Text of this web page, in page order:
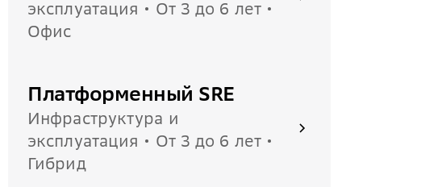
эксплуатация • От 3 до 6 лет •
Офис
Платформенный SRE
Инфраструктура и
эксплуатация • От 3 до 6 лет •
Гибрид